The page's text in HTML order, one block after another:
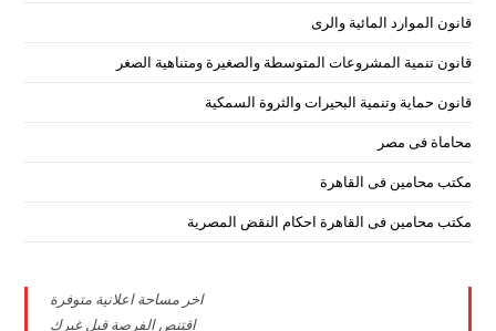
قانون الموارد المائية والرى
قانون تنمية المشروعات المتوسطة والصغيرة ومتناهية الصغر
قانون حماية وتنمية البحيرات والثروة السمكية
محاماة فى مصر
مكتب محامين فى القاهرة
مكتب محامين فى القاهرة احكام النقض المصرية
اخر مساحة اعلانية متوفرة
اقتنص الفرصة قبل غيرك